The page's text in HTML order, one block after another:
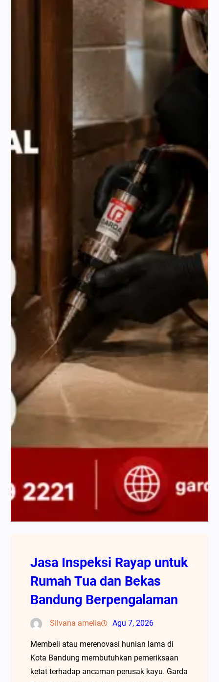
Jasa Inspeksi Rayap untuk
Rumah Tua dan Bekas
Bandung Berpengalaman
Silvana amelia Agu 7, 2026
Membeli atau merenovasi hunian lama di
Kota Bandung membutuhkan pemeriksaan
ketat terhadap ancaman perusak kayu. Garda